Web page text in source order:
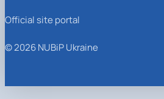
Official site portal
© 2026 NUBiP Ukraine